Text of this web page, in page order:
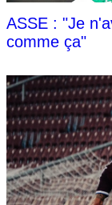
ASSE : "Je
comme ça"